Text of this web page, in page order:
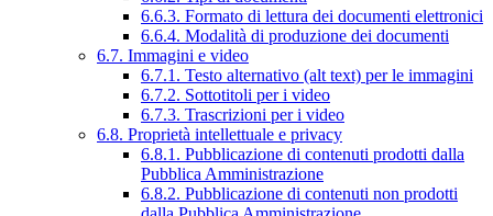
6.6.3. Formato di lettura dei documenti elettronici
6.6.4. Modalità di produzione dei documenti
6.7. Immagini e video
6.7.1. Testo alternativo (alt text) per le immagini
6.7.2. Sottotitoli per i video
6.7.3. Trascrizioni per i video
6.8. Proprietà intellettuale e privacy
6.8.1. Pubblicazione di contenuti prodotti dalla
Pubblica Amministrazione
6.8.2. Pubblicazione di contenuti non prodotti